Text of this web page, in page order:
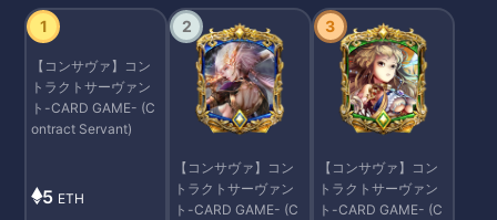
1
【コンサヴァ】コン
トラクトサーヴァン
ト-CARD GAME- (C
ontract Servant)
5 ETH
2
【コンサヴァ】コン
トラクトサーヴァン
ト-CARD GAME- (C
3
【コンサヴァ】コン
トラクトサーヴァン
ト-CARD GAME- (C